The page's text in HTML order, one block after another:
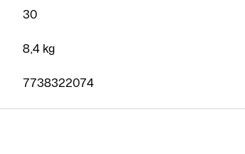
30
8,4 kg
7738322074